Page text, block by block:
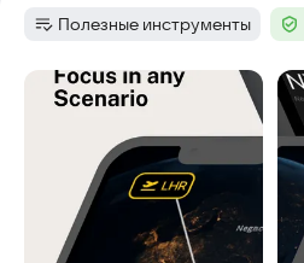
Категория:
Полезные инструменты Тег
Скриншоты